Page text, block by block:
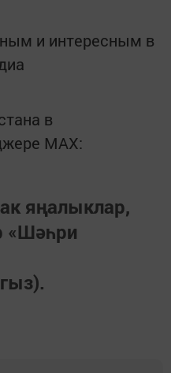
и интересным в
в
MАХ:
яңалыклар,
«Шәһри